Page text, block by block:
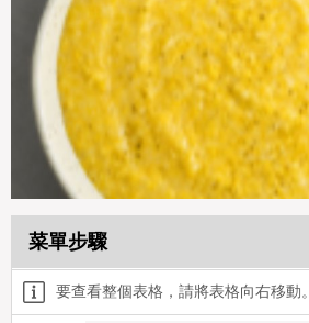
菜單步驟
要查看整個表格，請將表格向右移動。